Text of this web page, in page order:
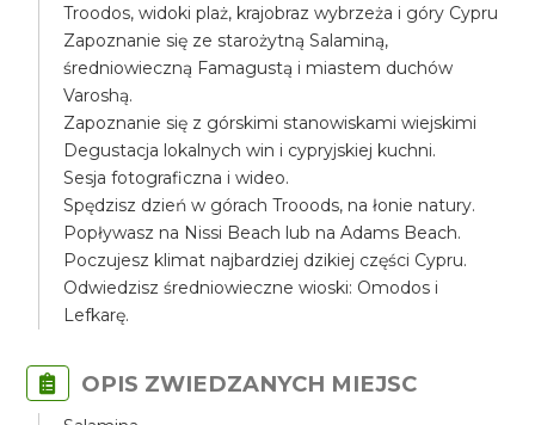
Troodos, widoki plaż, krajobraz wybrzeża i góry Cypru
Zapoznanie się ze starożytną Salaminą,
średniowieczną Famagustą i miastem duchów
Varoshą.
Zapoznanie się z górskimi stanowiskami wiejskimi
Degustacja lokalnych win i cypryjskiej kuchni.
Sesja fotograficzna i wideo.
Spędzisz dzień w górach Trooods, na łonie natury.
Popływasz na Nissi Beach lub na Adams Beach.
Poczujesz klimat najbardziej dzikiej części Cypru.
Odwiedzisz średniowieczne wioski: Omodos i
Lefkarę.
OPIS ZWIEDZANYCH MIEJSC